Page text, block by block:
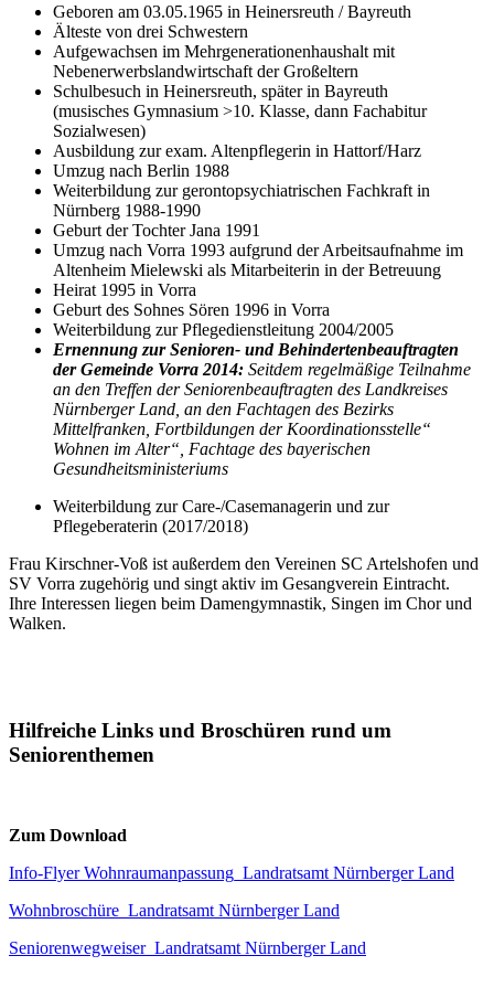
Geboren am 03.05.1965 in Heinersreuth / Bayreuth
Älteste von drei Schwestern
Aufgewachsen im Mehrgenerationenhaushalt mit
Nebenerwerbslandwirtschaft der Großeltern
Schulbesuch in Heinersreuth, später in Bayreuth
(musisches Gymnasium >10. Klasse, dann Fachabitur
Sozialwesen)
Ausbildung zur exam. Altenpflegerin in Hattorf/Harz
Umzug nach Berlin 1988
Weiterbildung zur gerontopsychiatrischen Fachkraft in
Nürnberg 1988-1990
Geburt der Tochter Jana 1991
Umzug nach Vorra 1993 aufgrund der Arbeitsaufnahme im
Altenheim Mielewski als Mitarbeiterin in der Betreuung
Heirat 1995 in Vorra
Geburt des Sohnes Sören 1996 in Vorra
Weiterbildung zur Pflegedienstleitung 2004/2005
Ernennung zur Senioren- und Behindertenbeauftragten
der Gemeinde Vorra 2014: Seitdem regelmäßige Teilnahme
an den Treffen der Seniorenbeauftragten des Landkreises
Nürnberger Land, an den Fachtagen des Bezirks
Mittelfranken, Fortbildungen der Koordinationsstelle“
Wohnen im Alter“, Fachtage des bayerischen
Gesundheitsministeriums
Weiterbildung zur Care-/Casemanagerin und zur
Pflegeberaterin (2017/2018)
Frau Kirschner-Voß ist außerdem den Vereinen SC Artelshofen und
SV Vorra zugehörig und singt aktiv im Gesangverein Eintracht.
Ihre Interessen liegen beim Damengymnastik, Singen im Chor und
Walken.
Hilfreiche Links und Broschüren rund um
Seniorenthemen
Zum Download
Info-Flyer Wohnraumanpassung_Landratsamt Nürnberger Land
Wohnbroschüre_Landratsamt Nürnberger Land
Seniorenwegweiser_Landratsamt Nürnberger Land